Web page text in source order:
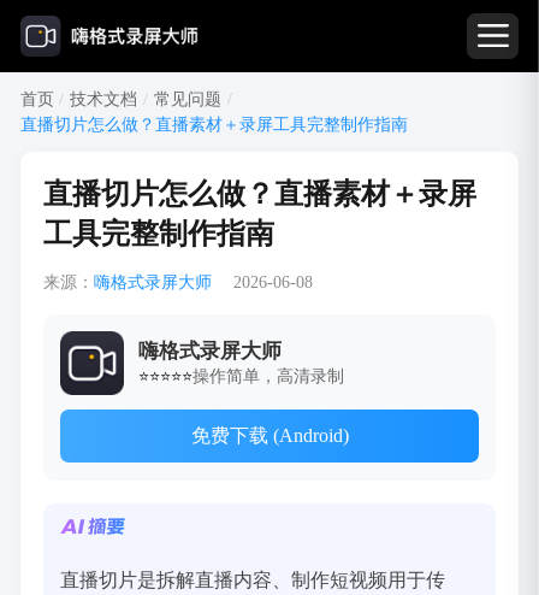
首页 / 技术文档 / 常见问题 /
直播切片怎么做？直播素材＋录屏工具完整制作指南
直播切片怎么做？直播素材＋录屏
工具完整制作指南
来源： 嗨格式录屏大师 2026-06-08
嗨格式录屏大师
⭐⭐⭐⭐⭐操作简单，高清录制
免费下载 (Android)
直播切片是拆解直播内容、制作短视频用于传